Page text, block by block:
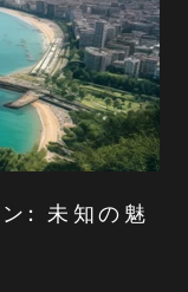
: 未知の魅